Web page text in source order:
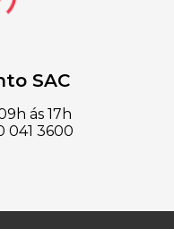
SAC
ás 17h
041 3600